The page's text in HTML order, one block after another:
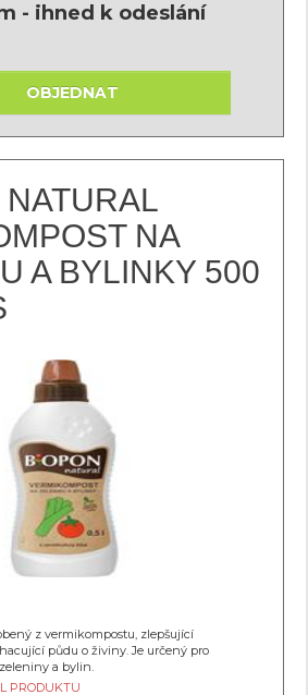
- ihned k odeslání
OBJEDNAT
NA
A BYLINKY 500
z vermikompostu, zlepšující
půdu o živiny. Je určený pro
a bylin.
PRODUKTU